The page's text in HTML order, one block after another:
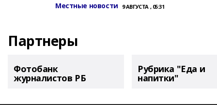
Местные новости 9 АВГУСТА , 05:31
Партнеры
Фотобанк
журналистов РБ
Рубрика "Еда и
напитки"